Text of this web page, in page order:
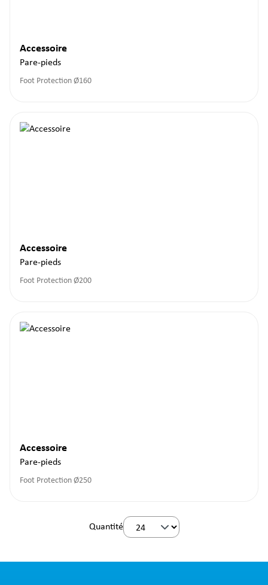
Accessoire
Pare-pieds
Foot Protection Ø160
Accessoire
Pare-pieds
Foot Protection Ø200
Accessoire
Pare-pieds
Foot Protection Ø250
Quantité